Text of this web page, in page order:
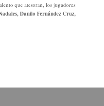
que atesoran, los jugadores
Danilo Fernández Cruz,